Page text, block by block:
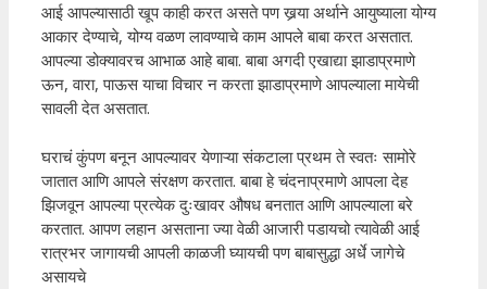
आई आपल्यासाठी खूप काही करत असते पण खर्‍या अर्थाने आयुष्याला योग्य
आकार देण्याचे, योग्य वळण लावण्याचे काम आपले बाबा करत असतात.
आपल्या डोक्यावरच आभाळ आहे बाबा. बाबा अगदी एखाद्या झाडाप्रमाणे
ऊन, वारा, पाऊस याचा विचार न करता झाडाप्रमाणे आपल्याला मायेची
सावली देत असतात.
घराचं कुंपण बनून आपल्यावर येणाऱ्या संकटाला प्रथम ते स्वतः सामोरे
जातात आणि आपले संरक्षण करतात. बाबा हे चंदनाप्रमाणे आपला देह
झिजवून आपल्या प्रत्येक दुःखावर औषध बनतात आणि आपल्याला बरे
करतात. आपण लहान असताना ज्या वेळी आजारी पडायचो त्यावेळी आई
रात्रभर जागायची आपली काळजी घ्यायची पण बाबासुद्धा अर्धे जागेचे
असायचे